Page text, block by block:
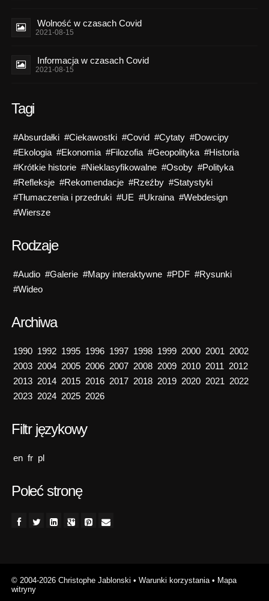
Wolność w czasach Covid
2021-08-15
Informacja w czasach Covid
2021-08-15
Tagi
#Absurdałki #Ciekawostki #Covid #Cytaty #Dowcipy
#Ekologia #Ekonomia #Filozofia #Geopolityka #Historia
#Krótkie historie #Nieklasyfikowalne #Osoby #Polityka
#Refleksje #Rekomendacje #Rzeźby #Statystyki
#Tłumaczenia i przedruki #UE #Ukraina #Webdesign
#Wiersze
Rodzaje
#Audio #Galerie #Mapy interaktywne #PDF #Rysunki
#Wideo
Archiwa
1990 1992 1995 1996 1997 1998 1999 2000 2001 2002
2003 2004 2005 2006 2007 2008 2009 2010 2011 2012
2013 2014 2015 2016 2017 2018 2019 2020 2021 2022
2023 2024 2025 2026
Filtr językowy
en fr pl
Poleć stronę
© 2004-2026 Christophe Jablonski • Warunki korzystania• Mapa
witryny